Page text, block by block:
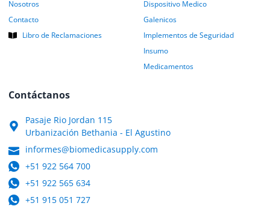
Nosotros
Contacto
Libro de Reclamaciones
Dispositivo Medico
Galenicos
Implementos de Seguridad
Insumo
Medicamentos
Contáctanos
Pasaje Rio Jordan 115
Urbanización Bethania - El Agustino
informes@biomedicasupply.com
+51 922 564 700
+51 922 565 634
+51 915 051 727